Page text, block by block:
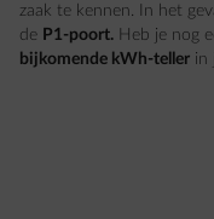
zaak te kennen. In het
de P1-poort. Heb je nog
bijkomende kWh-teller in